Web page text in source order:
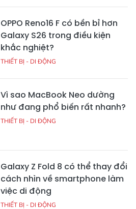
OPPO Reno16 F có bền bỉ hơn
Galaxy S26 trong điều kiện
khắc nghiệt?
THIẾT BỊ - DI ĐỘNG
Vì sao MacBook Neo dường
như đang phổ biến rất nhanh?
THIẾT BỊ - DI ĐỘNG
Galaxy Z Fold 8 có thể thay đổi
cách nhìn về smartphone làm
việc di động
THIẾT BỊ - DI ĐỘNG